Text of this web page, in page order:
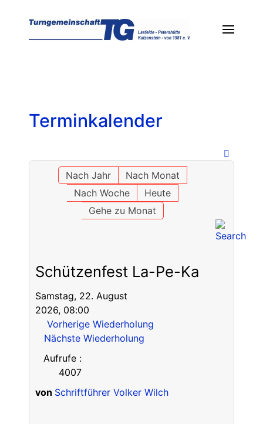
Terminkalender
Nach Jahr
Nach Monat
Nach Woche
Heute
Gehe zu Monat
Schützenfest La-Pe-Ka
Samstag, 22. August
2026, 08:00
Vorherige Wiederholung
Nächste Wiederholung
Aufrufe:
4007
von Schriftführer Volker Wilch